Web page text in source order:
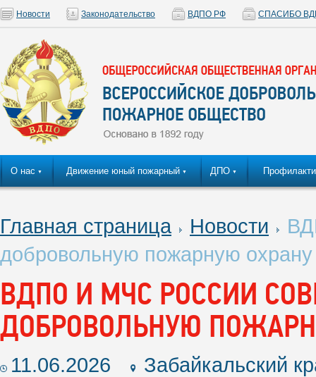
Новости Законодательство ВДПО РФ СПАСИБО
О нас ▼ Движение юный пожарный ▼ ДПО ▼
Главная страница Новости
добровольную пожарную
ВДПО И МЧС РОССИИ
ДОБРОВОЛЬНУЮ
11.06.2026 Забайкальский